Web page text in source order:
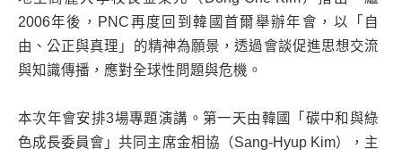
2006年後，PNC再度回到韓國首爾舉辦年會，以「自
由、公正與真理」的精神為願景，透過會談促進思想交流
與知識傳播，應對全球性問題與危機。
本次年會安排3場專題演講。第一天由韓國「碳中和與綠
色成長委員會」共同主席金相協（Sang-Hyup Kim），主